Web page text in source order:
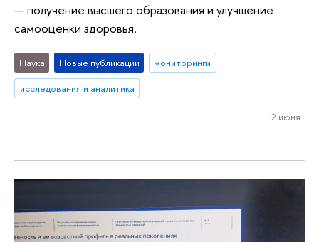
— получение высшего образования и улучшение
самооценки здоровья.
Наука Новые публикации
мониторинги
исследования и аналитика
2 июня